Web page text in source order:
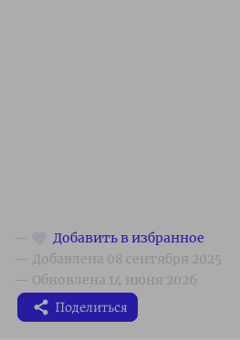
Поделиться